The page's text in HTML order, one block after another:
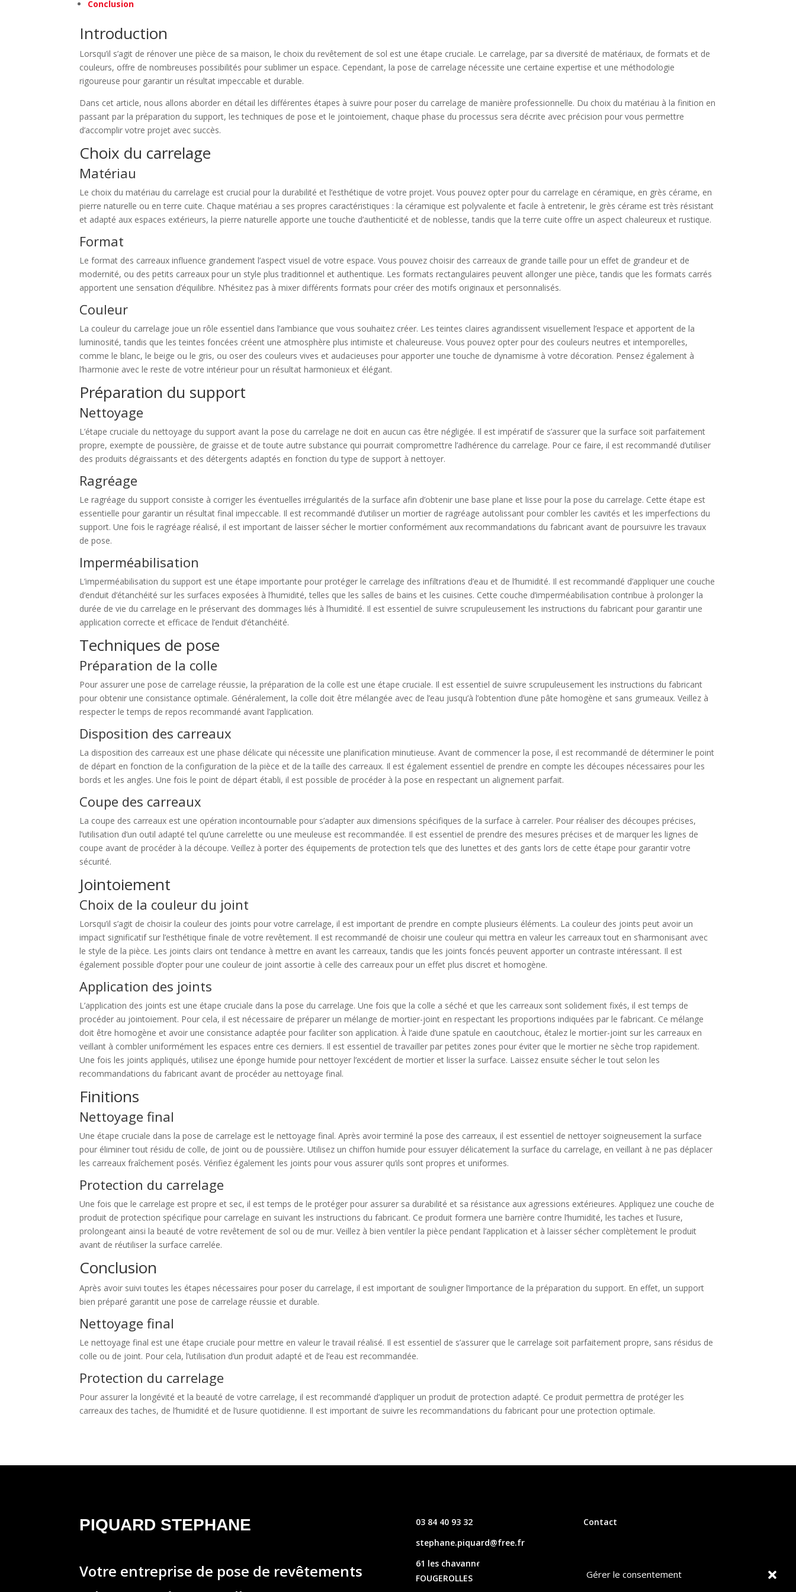
Gérer le consentement
Conclusion
Introduction
Lorsqu’il s’agit de rénover une pièce de sa maison, le choix du revêtement de sol est une étape cruciale. Le carrelage, par sa diversité de matériaux, de formats et de
couleurs, offre de nombreuses possibilités pour sublimer un espace. Cependant, la pose de carrelage nécessite une certaine expertise et une méthodologie
rigoureuse pour garantir un résultat impeccable et durable.
Dans cet article, nous allons aborder en détail les différentes étapes à suivre pour poser du carrelage de manière professionnelle. Du choix du matériau à la finition en
passant par la préparation du support, les techniques de pose et le jointoiement, chaque phase du processus sera décrite avec précision pour vous permettre
d’accomplir votre projet avec succès.
Choix du carrelage
Matériau
Le choix du matériau du carrelage est crucial pour la durabilité et l’esthétique de votre projet. Vous pouvez opter pour du carrelage en céramique, en grès cérame, en
pierre naturelle ou en terre cuite. Chaque matériau a ses propres caractéristiques : la céramique est polyvalente et facile à entretenir, le grès cérame est très résistant
et adapté aux espaces extérieurs, la pierre naturelle apporte une touche d’authenticité et de noblesse, tandis que la terre cuite offre un aspect chaleureux et rustique.
Format
Le format des carreaux influence grandement l’aspect visuel de votre espace. Vous pouvez choisir des carreaux de grande taille pour un effet de grandeur et de
modernité, ou des petits carreaux pour un style plus traditionnel et authentique. Les formats rectangulaires peuvent allonger une pièce, tandis que les formats carrés
apportent une sensation d’équilibre. N’hésitez pas à mixer différents formats pour créer des motifs originaux et personnalisés.
Couleur
La couleur du carrelage joue un rôle essentiel dans l’ambiance que vous souhaitez créer. Les teintes claires agrandissent visuellement l’espace et apportent de la
luminosité, tandis que les teintes foncées créent une atmosphère plus intimiste et chaleureuse. Vous pouvez opter pour des couleurs neutres et intemporelles,
comme le blanc, le beige ou le gris, ou oser des couleurs vives et audacieuses pour apporter une touche de dynamisme à votre décoration. Pensez également à
l’harmonie avec le reste de votre intérieur pour un résultat harmonieux et élégant.
Préparation du support
Nettoyage
L’étape cruciale du nettoyage du support avant la pose du carrelage ne doit en aucun cas être négligée. Il est impératif de s’assurer que la surface soit parfaitement
propre, exempte de poussière, de graisse et de toute autre substance qui pourrait compromettre l’adhérence du carrelage. Pour ce faire, il est recommandé d’utiliser
des produits dégraissants et des détergents adaptés en fonction du type de support à nettoyer.
Ragréage
Le ragréage du support consiste à corriger les éventuelles irrégularités de la surface afin d’obtenir une base plane et lisse pour la pose du carrelage. Cette étape est
essentielle pour garantir un résultat final impeccable. Il est recommandé d’utiliser un mortier de ragréage autolissant pour combler les cavités et les imperfections du
support. Une fois le ragréage réalisé, il est important de laisser sécher le mortier conformément aux recommandations du fabricant avant de poursuivre les travaux
de pose.
Imperméabilisation
L’imperméabilisation du support est une étape importante pour protéger le carrelage des infiltrations d’eau et de l’humidité. Il est recommandé d’appliquer une couche
d’enduit d’étanchéité sur les surfaces exposées à l’humidité, telles que les salles de bains et les cuisines. Cette couche d’imperméabilisation contribue à prolonger la
durée de vie du carrelage en le préservant des dommages liés à l’humidité. Il est essentiel de suivre scrupuleusement les instructions du fabricant pour garantir une
application correcte et efficace de l’enduit d’étanchéité.
Techniques de pose
Préparation de la colle
Pour assurer une pose de carrelage réussie, la préparation de la colle est une étape cruciale. Il est essentiel de suivre scrupuleusement les instructions du fabricant
pour obtenir une consistance optimale. Généralement, la colle doit être mélangée avec de l’eau jusqu’à l’obtention d’une pâte homogène et sans grumeaux. Veillez à
respecter le temps de repos recommandé avant l’application.
Disposition des carreaux
La disposition des carreaux est une phase délicate qui nécessite une planification minutieuse. Avant de commencer la pose, il est recommandé de déterminer le point
de départ en fonction de la configuration de la pièce et de la taille des carreaux. Il est également essentiel de prendre en compte les découpes nécessaires pour les
bords et les angles. Une fois le point de départ établi, il est possible de procéder à la pose en respectant un alignement parfait.
Coupe des carreaux
La coupe des carreaux est une opération incontournable pour s’adapter aux dimensions spécifiques de la surface à carreler. Pour réaliser des découpes précises,
l’utilisation d’un outil adapté tel qu’une carrelette ou une meuleuse est recommandée. Il est essentiel de prendre des mesures précises et de marquer les lignes de
coupe avant de procéder à la découpe. Veillez à porter des équipements de protection tels que des lunettes et des gants lors de cette étape pour garantir votre
sécurité.
Jointoiement
Choix de la couleur du joint
Lorsqu’il s’agit de choisir la couleur des joints pour votre carrelage, il est important de prendre en compte plusieurs éléments. La couleur des joints peut avoir un
impact significatif sur l’esthétique finale de votre revêtement. Il est recommandé de choisir une couleur qui mettra en valeur les carreaux tout en s’harmonisant avec
le style de la pièce. Les joints clairs ont tendance à mettre en avant les carreaux, tandis que les joints foncés peuvent apporter un contraste intéressant. Il est
également possible d’opter pour une couleur de joint assortie à celle des carreaux pour un effet plus discret et homogène.
Application des joints
L’application des joints est une étape cruciale dans la pose du carrelage. Une fois que la colle a séché et que les carreaux sont solidement fixés, il est temps de
procéder au jointoiement. Pour cela, il est nécessaire de préparer un mélange de mortier-joint en respectant les proportions indiquées par le fabricant. Ce mélange
doit être homogène et avoir une consistance adaptée pour faciliter son application. À l’aide d’une spatule en caoutchouc, étalez le mortier-joint sur les carreaux en
veillant à combler uniformément les espaces entre ces derniers. Il est essentiel de travailler par petites zones pour éviter que le mortier ne sèche trop rapidement.
Une fois les joints appliqués, utilisez une éponge humide pour nettoyer l’excédent de mortier et lisser la surface. Laissez ensuite sécher le tout selon les
recommandations du fabricant avant de procéder au nettoyage final.
Finitions
Nettoyage final
Une étape cruciale dans la pose de carrelage est le nettoyage final. Après avoir terminé la pose des carreaux, il est essentiel de nettoyer soigneusement la surface
pour éliminer tout résidu de colle, de joint ou de poussière. Utilisez un chiffon humide pour essuyer délicatement la surface du carrelage, en veillant à ne pas déplacer
les carreaux fraîchement posés. Vérifiez également les joints pour vous assurer qu’ils sont propres et uniformes.
Protection du carrelage
Une fois que le carrelage est propre et sec, il est temps de le protéger pour assurer sa durabilité et sa résistance aux agressions extérieures. Appliquez une couche de
produit de protection spécifique pour carrelage en suivant les instructions du fabricant. Ce produit formera une barrière contre l’humidité, les taches et l’usure,
prolongeant ainsi la beauté de votre revêtement de sol ou de mur. Veillez à bien ventiler la pièce pendant l’application et à laisser sécher complètement le produit
avant de réutiliser la surface carrelée.
Conclusion
Après avoir suivi toutes les étapes nécessaires pour poser du carrelage, il est important de souligner l’importance de la préparation du support. En effet, un support
bien préparé garantit une pose de carrelage réussie et durable.
Nettoyage final
Le nettoyage final est une étape cruciale pour mettre en valeur le travail réalisé. Il est essentiel de s’assurer que le carrelage soit parfaitement propre, sans résidus de
colle ou de joint. Pour cela, l’utilisation d’un produit adapté et de l’eau est recommandée.
Protection du carrelage
Pour assurer la longévité et la beauté de votre carrelage, il est recommandé d’appliquer un produit de protection adapté. Ce produit permettra de protéger les
carreaux des taches, de l’humidité et de l’usure quotidienne. Il est important de suivre les recommandations du fabricant pour une protection optimale.
PIQUARD STEPHANE
Votre entreprise de pose de revêtements
03 84 40 93 32
stephane.piquard@free.fr
61 les chavannes – 70220
FOUGEROLLES
Contact